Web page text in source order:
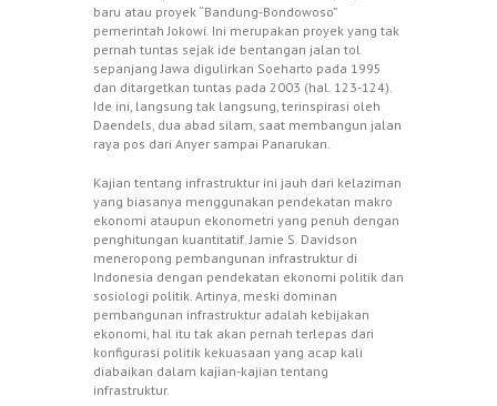
baru atau proyek “Bandung-Bondowoso”
pemerintah Jokowi. Ini merupakan proyek yang tak
pernah tuntas sejak ide bentangan jalan tol
sepanjang Jawa digulirkan Soeharto pada 1995
dan ditargetkan tuntas pada 2003 (hal. 123-124).
Ide ini, langsung tak langsung, terinspirasi oleh
Daendels, dua abad silam, saat membangun jalan
raya pos dari Anyer sampai Panarukan.
Kajian tentang infrastruktur ini jauh dari kelaziman
yang biasanya menggunakan pendekatan makro
ekonomi ataupun ekonometri yang penuh dengan
penghitungan kuantitatif. Jamie S. Davidson
meneropong pembangunan infrastruktur di
Indonesia dengan pendekatan ekonomi politik dan
sosiologi politik. Artinya, meski dominan
pembangunan infrastruktur adalah kebijakan
ekonomi, hal itu tak akan pernah terlepas dari
konfigurasi politik kekuasaan yang acap kali
diabaikan dalam kajian-kajian tentang
infrastruktur.